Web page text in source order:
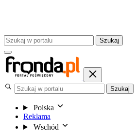
Szukaj
Szukaj
Polska
Reklama
Wschód